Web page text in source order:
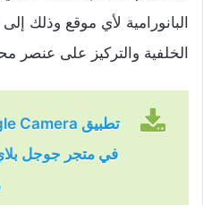
البانورامية لأي موقع وذلك
الخلفية والتركيز على عنصر
في متجر جوجل بلاي